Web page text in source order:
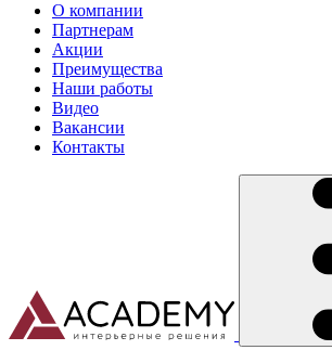
О компании
Партнерам
Акции
Преимущества
Наши работы
Видео
Вакансии
Контакты